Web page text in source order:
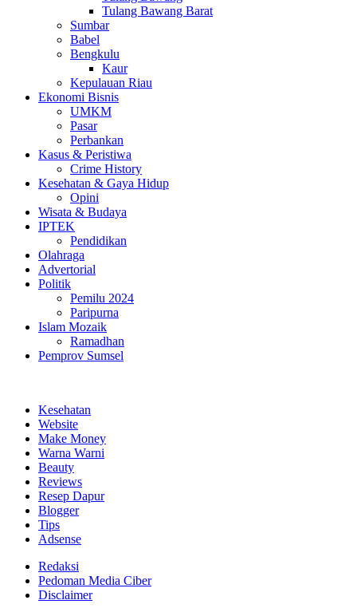
Tulang Bawang Barat
Sumbar
Babel
Bengkulu
Kaur
Kepulauan Riau
Ekonomi Bisnis
UMKM
Pasar
Perbankan
Kasus & Peristiwa
Crime History
Kesehatan & Gaya Hidup
Opini
Wisata & Budaya
IPTEK
Pendidikan
Olahraga
Advertorial
Politik
Pemilu 2024
Paripurna
Islam Mozaik
Ramadhan
Pemprov Sumsel
Kesehatan
Website
Make Money
Warna Warni
Beauty
Reviews
Resep Dapur
Blogger
Tips
Adsense
Redaksi
Pedoman Media Ciber
Disclaimer